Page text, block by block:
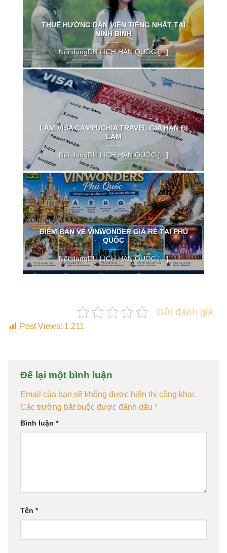
THUÊ HƯỚNG DẪN VIÊN TIẾNG NHẬT TẠI
NINH BÌNH
Nội dungDU LỊCH HÀN QUỐC [...]
LÀM VISA CAMPUCHIA TRAVEL GIA HẠN ĐI
LÀM
Nội dungDU LỊCH HÀN QUỐC [...]
ĐIỂM BÁN VÉ VINWONDER GIÁ RẺ TẠI PHÚ
QUỐC
Nội dungDU LỊCH HÀN QUỐC [...]
Gửi đánh giá
Post Views: 1.211
Để lại một bình luận
Email của bạn sẽ không được hiển thị công khai.
Các trường bắt buộc được đánh dấu *
Bình luận *
Tên *